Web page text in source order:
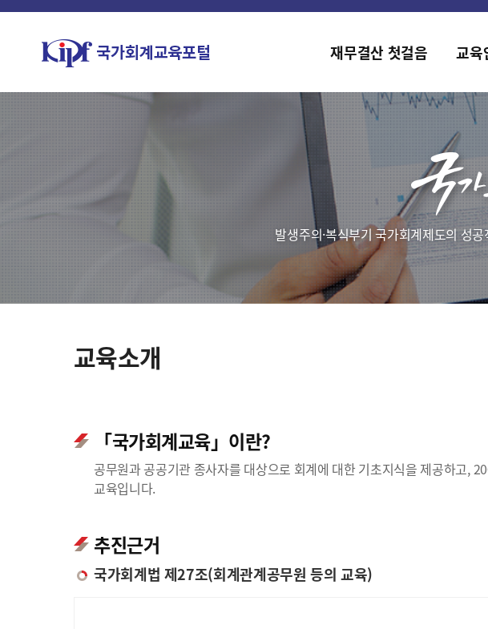
2019년도 국가
재무결산 첫걸음 교육
발생주의·복식부기 국가회계제도의 성
교육소개
「국가회계교육」이란?
공무원과 공공기관 종사자를 대상으로 회계에 대한 기초지식을 제공하고,
교육입니다.
추진근거
국가회계법 제27조(회계관계공무원 등의 교육)